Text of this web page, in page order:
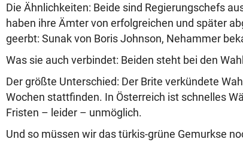
Die Ähnlichkeiten: Beide sind Regierungschefs
haben ihre Ämter von erfolgreichen und später
geerbt: Sunak von Boris Johnson, Nehammer
Was sie auch verbindet: Beiden steht bei den
Der größte Unterschied: Der Brite verkündete
Wochen stattfinden. In Österreich ist schnelles
Fristen – leider – unmöglich.
Und so müssen wir das türkis-grüne Gemurkse